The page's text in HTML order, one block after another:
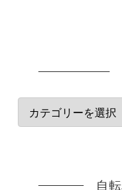
自